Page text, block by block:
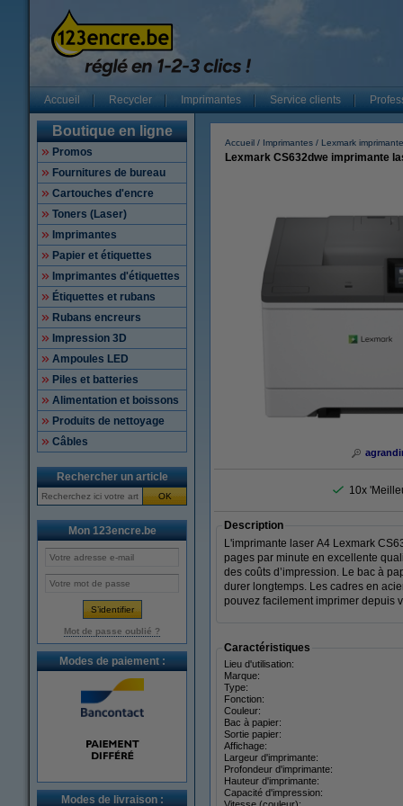
Accueil Recycler Imprimantes Service clients
Boutique en ligne
Promos
Fournitures de bureau
Cartouches d'encre
Toners (Laser)
Imprimantes
Papier et étiquettes
Imprimantes d'étiquettes
Étiquettes et rubans
Rubans encreurs
Impression 3D
Ampoules LED
Piles et batteries
Alimentation et boissons
Produits de nettoyage
Câbles
Rechercher un article
OK
Mon 123encre.be
Mot de passe oublié ?
Modes de paiement :
Modes de livraison :
Accueil Imprimantes Lexmark
Lexmark CS632dwe imprimante
10x
Description
L'imprimante laser A4 Lexmark
pages par minute en excellente
des coûts d’impression. Le bac à
durer longtemps. Les cadres en
pouvez facilement imprimer depuis
Caractéristiques
Lieu d'utilisation:
Marque:
Type:
Fonction:
Couleur:
Bac à papier:
Sortie papier:
Affichage:
Largeur d'imprimante:
Profondeur d'imprimante:
Hauteur d'imprimante:
Capacité d'impression: